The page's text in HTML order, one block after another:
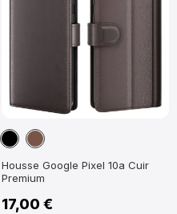
NoirMarron
Housse Google Pixel 10a Cuir
Premium
17,00 €